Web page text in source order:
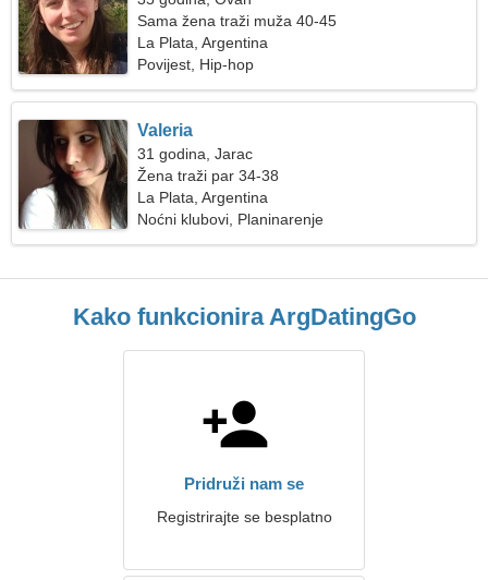
Sama žena traži muža 40-45
La Plata, Argentina
Povijest, Hip-hop
Valeria
31 godina, Jarac
Žena traži par 34-38
La Plata, Argentina
Noćni klubovi, Planinarenje
Kako funkcionira ArgDatingGo
Pridruži nam se
Registrirajte se besplatno